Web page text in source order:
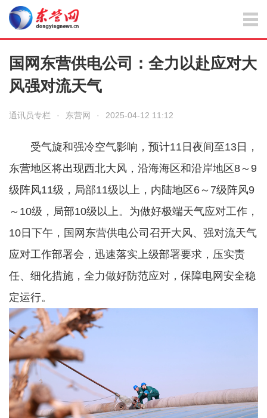
国网东营供电公司：全力以赴应对大
风强对流天气
通讯员专栏 · 东营网 · 2025-04-12 11:12
受气旋和强冷空气影响，预计11日夜间至13日，
东营地区将出现西北大风，沿海海区和沿岸地区8～9
级阵风11级，局部11级以上，内陆地区6～7级阵风9
～10级，局部10级以上。为做好极端天气应对工作，
10日下午，国网东营供电公司召开大风、强对流天气
应对工作部署会，迅速落实上级部署要求，压实责
任、细化措施，全力做好防范应对，保障电网安全稳
定运行。